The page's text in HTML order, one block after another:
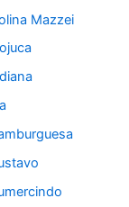
Mazzei